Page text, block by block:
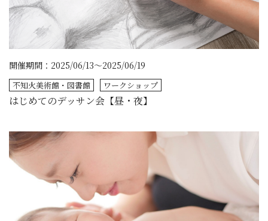
はじめてのデッサン会【昼・夜】
開催期間：2025/06/13～2025/06/19
不知火美術館・図書館 ワークショップ